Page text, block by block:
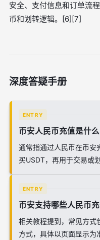
安全、支付信息和订单流
币和划转逻辑。[6][7]
深度答疑手册
ENTRY
币安人民币充值是什么
通常指通过人民币在币安
买USDT，再用于交易或划
ENTRY
币安支持哪些人民币充
相关教程提到，常见方式
方式，具体以页面显示为